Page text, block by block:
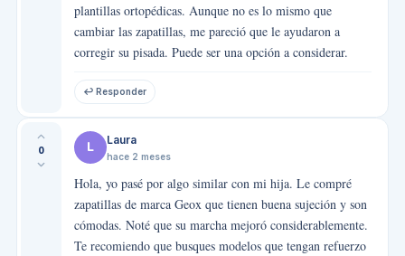
plantillas ortopédicas. Aunque no es lo mismo que
cambiar las zapatillas, me pareció que le ayudaron a
corregir su pisada. Puede ser una opción a considerar.
↩ Responder
0 L Laura
hace 2 meses
Hola, yo pasé por algo similar con mi hija. Le compré
zapatillas de marca Geox que tienen buena sujeción y son
cómodas. Noté que su marcha mejoró considerablemente.
Te recomiendo que busques modelos que tengan refuerzo